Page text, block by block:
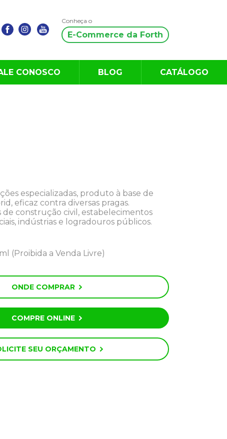
Conheça o
E-Commerce da Forth
CONOSCO BLOG CATÁLOGO
especializadas, produto à base de
eficaz contra diversas pragas.
de construção civil, estabelecimentos
indústrias e logradouros públicos.
(Proibida a Venda Livre)
ONDE COMPRAR
COMPRE ONLINE
SEU ORÇAMENTO